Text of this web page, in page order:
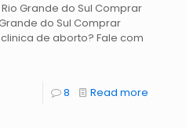
Grande do Sul Comprar
do Sul Comprar
de aborto? Fale com
8 Read more